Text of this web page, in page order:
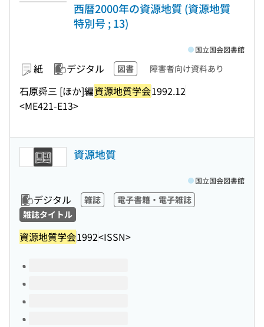
西暦2000年の資源地質 (資源地質
特別号 ; 13)
紙 デジタル 図書 障害者向け資料あり
石原舜三 [ほか]編資源地質学会1992.12
<ME421-E13>
国立国会図書館
資源地質
デジタル 雑誌
電子書籍・電子雑誌
雑誌タイトル
資源地質学会1992<ISSN>
国立国会図書館
このタイトルの巻号